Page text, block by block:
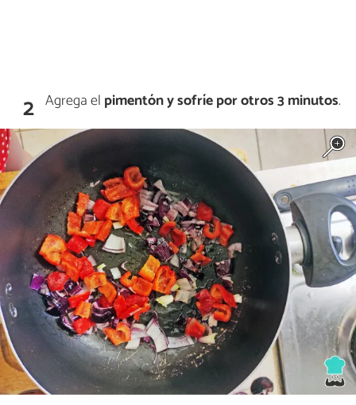
2 Agrega el pimentón y sofríe por otros 3 minutos.